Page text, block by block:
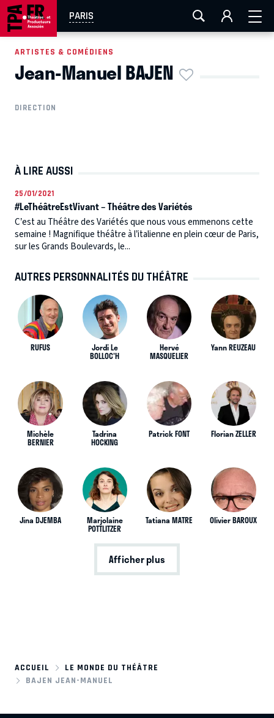
PARIS
AIX-MARSEILLE LA ROCHELLE
EN TOURNÉE
ARTISTES & COMÉDIENS
Jean-Manuel BAJEN
DIRECTION
À LIRE AUSSI
25/01/2021
#LeThéâtreEstVivant – Théâtre des Variétés
C’est au Théâtre des Variétés que nous vous emmenons cette
semaine ! Magnifique théâtre à l’italienne en plein cœur de Paris,
sur les Grands Boulevards, le...
AUTRES PERSONNALITÉS DU THÉÂTRE
RUFUS Jordi Le
BOLLOC'H
Hervé
MASQUELIER
Yann REUZEAU
Michèle
BERNIER
Tadrina
HOCKING
Patrick FONT Florian ZELLER
Jina DJEMBA Marjolaine
POTTLITZER
Tatiana MATRE Olivier BAROUX
Afficher plus
ACCUEIL
LE MONDE DU THÉÂTRE
BAJEN JEAN-MANUEL